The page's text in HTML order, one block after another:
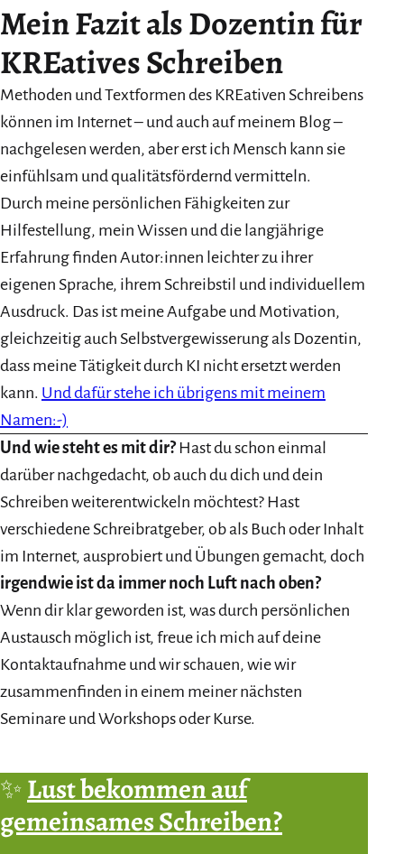
Mein Fazit als Dozentin für
KREatives Schreiben
Methoden und Textformen des KREativen Schreibens
können im Internet – und auch auf meinem Blog –
nachgelesen werden, aber erst ich Mensch kann sie
einfühlsam und qualitätsfördernd vermitteln.
Durch meine persönlichen Fähigkeiten zur
Hilfestellung, mein Wissen und die langjährige
Erfahrung finden Autor:innen leichter zu ihrer
eigenen Sprache, ihrem Schreibstil und individuellem
Ausdruck. Das ist meine Aufgabe und Motivation,
gleichzeitig auch Selbstvergewisserung als Dozentin,
dass meine Tätigkeit durch KI nicht ersetzt werden
kann. Und dafür stehe ich übrigens mit meinem
Namen:-)
Und wie steht es mit dir?Hast du schon einmal
darüber nachgedacht, ob auch du dich und dein
Schreiben weiterentwickeln möchtest? Hast
verschiedene Schreibratgeber, ob als Buch oder Inhalt
im Internet, ausprobiert und Übungen gemacht, doch
irgendwie ist da immer noch Luft nach oben?
Wenn dir klar geworden ist, was durch persönlichen
Austausch möglich ist, freue ich mich auf deine
Kontaktaufnahme und wir schauen, wie wir
zusammenfinden in einem meiner nächsten
Seminare und Workshops oder Kurse.
✨Lust bekommen auf
gemeinsames Schreiben?